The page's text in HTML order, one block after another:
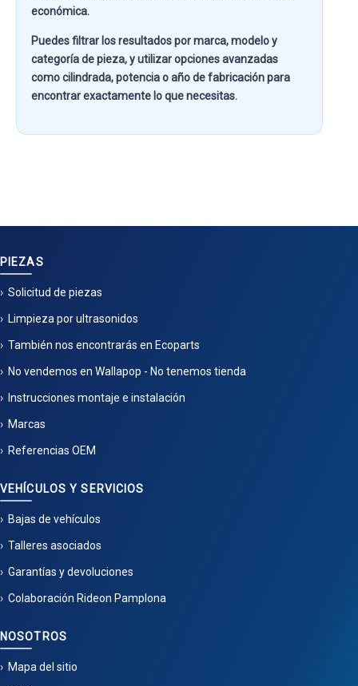
económica.
Puedes filtrar los resultados pormarca, modelo y
categoría de pieza, y utilizar opciones avanzadas
comocilindrada, potencia o año de fabricaciónpara
encontrar exactamente lo que necesitas.
PIEZAS
Solicitud de piezas
Limpieza por ultrasonidos
También nos encontrarás en Ecoparts
No vendemos en Wallapop - No tenemos tienda
Instrucciones montaje e instalación
Marcas
Referencias OEM
VEHÍCULOS Y SERVICIOS
Bajas de vehículos
Talleres asociados
Garantías y devoluciones
Colaboración Rideon Pamplona
NOSOTROS
Mapa del sitio